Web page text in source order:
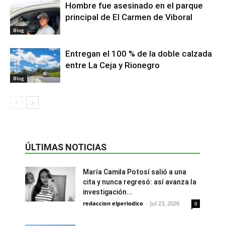
Blog
Hombre fue asesinado en el parque
principal de El Carmen de Viboral
Blog
Entregan el 100 % de la doble calzada
entre La Ceja y Rionegro
ÚLTIMAS NOTICIAS
María Camila Potosí salió a una
cita y nunca regresó: así avanza la
investigación...
redaccion elperiodico - Jul 23, 2026 0